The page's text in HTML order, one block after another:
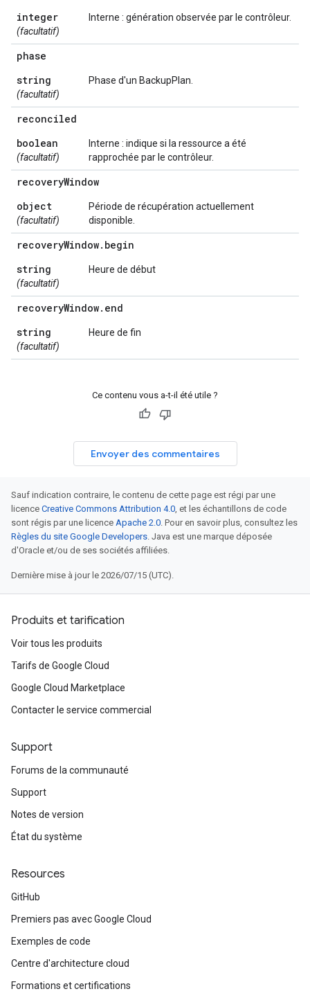
integer
(facultatif)
Interne : génération observée par le contrôleur.
phase
string
(facultatif)
Phase d'un BackupPlan.
reconciled
boolean
(facultatif)
Interne : indique si la ressource a été
rapprochée par le contrôleur.
recoveryWindow
object
(facultatif)
Période de récupération actuellement
disponible.
recoveryWindow. begin
string
(facultatif)
Heure de début
recoveryWindow. end
string
(facultatif)
Heure de fin
Ce contenu vous a-t-il été utile ?
Envoyer des commentaires
Sauf indication contraire, le contenu de cette page est régi par une
licence Creative Commons Attribution 4.0, et les échantillons de code
sont régis par une licence Apache 2.0. Pour en savoir plus, consultez les
Règles du site Google Developers. Java est une marque déposée
d'Oracle et/ou de ses sociétés affiliées.
Dernière mise à jour le 2026/07/15 (UTC).
Produits et tarification
Voir tous les produits
Tarifs de Google Cloud
Google Cloud Marketplace
Contacter le service commercial
Support
Forums de la communauté
Support
Notes de version
État du système
Resources
GitHub
Premiers pas avec Google Cloud
Exemples de code
Centre d'architecture cloud
Formations et certifications